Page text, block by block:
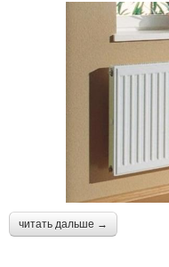
читать дальше →